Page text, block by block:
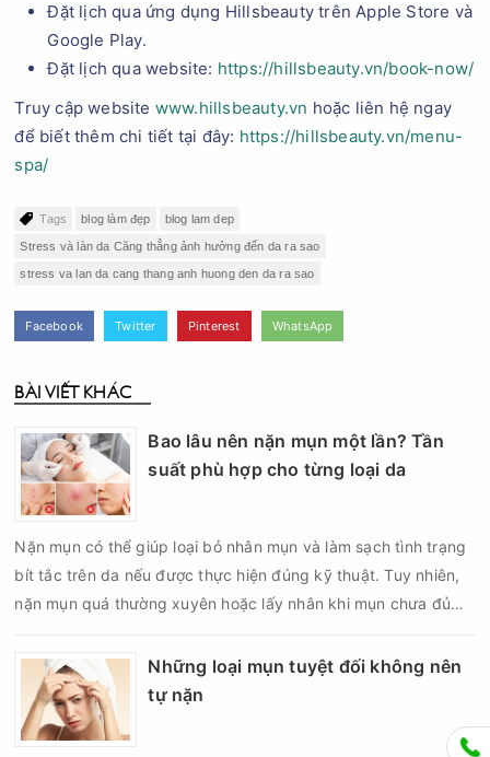
Đặt lịch qua ứng dụng Hillsbeauty trên Apple Store và
Google Play.
Đặt lịch qua website: https://hillsbeauty.vn/book-now/
Truy cập website www.hillsbeauty.vn hoặc liên hệ ngay
để biết thêm chi tiết tại đây: https://hillsbeauty.vn/menu-
spa/
Tags blog làm đẹp blog lam dep
Stress và làn da Căng thẳng ảnh hưởng đến da ra sao
stress va lan da cang thang anh huong den da ra sao
Facebook Twitter Pinterest WhatsApp
BÀI VIẾT KHÁC
Bao lâu nên nặn mụn một lần? Tần
suất phù hợp cho từng loại da
Nặn mụn có thể giúp loại bỏ nhân mụn và làm sạch tình trạng
bít tắc trên da nếu được thực hiện đúng kỹ thuật. Tuy nhiên,
nặn mụn quá thường xuyên hoặc lấy nhân khi mụn chưa đủ
thâm sẹo. Vì vậy, bao lâu nên nặn mụn một lần là vấn đề được
nhiều người quan tâm khi xây dựng routine chăm sóc da. Tần
suất lấy nhân mụn không nên áp dụng giống nhau cho mọi
người mà cần dựa trên loại da, tình trạng mụn và khả năng
Những loại mụn tuyệt đối không nên
tự nặn